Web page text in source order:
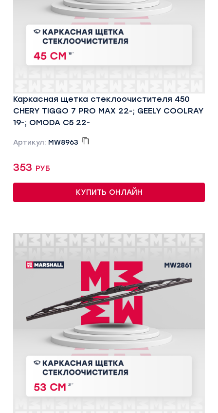
Каркасная щетка стеклоочистителя 450
CHERY TIGGO 7 PRO MAX 22-; GEELY COOLRAY
19-; OMODA C5 22-
Артикул: MW8963
353 руб
КУПИТЬ ОНЛАЙН